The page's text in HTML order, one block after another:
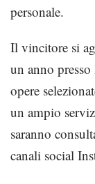
personale.
Il vincitore si
un anno presso
opere
un ampio
saranno
canali social